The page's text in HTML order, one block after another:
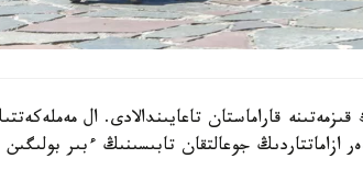
قاراماستان تاعايىندالادى. ال
ازاماتتاردىڭ جوعالتقان تابىسىنىڭ ءبىر بولىگىن